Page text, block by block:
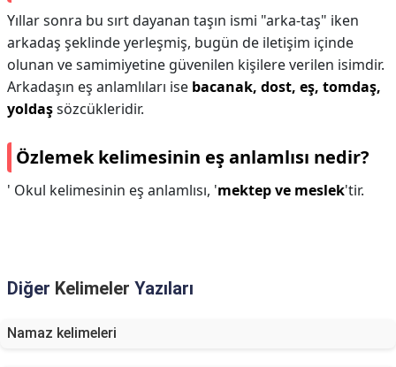
Yıllar sonra bu sırt dayanan taşın ismi "arka-taş" iken
arkadaş şeklinde yerleşmiş, bugün de iletişim içinde
olunan ve samimiyetine güvenilen kişilere verilen isimdir.
Arkadaşın eş anlamlıları ise bacanak, dost, eş, tomdaş,
yoldaşsözcükleridir.
Özlemek kelimesinin eş anlamlısı nedir?
' Okul kelimesinin eş anlamlısı, 'mektep ve meslek'tir.
Diğer Kelimeler Yazıları
Namaz kelimeleri